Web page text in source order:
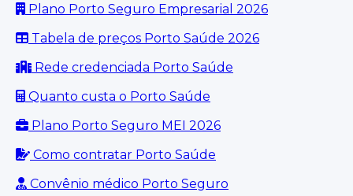
Plano Porto Seguro Empresarial 2026
Tabela de preços Porto Saúde 2026
Rede credenciada Porto Saúde
Quanto custa o Porto Saúde
Plano Porto Seguro MEI 2026
Como contratar Porto Saúde
Convênio médico Porto Seguro